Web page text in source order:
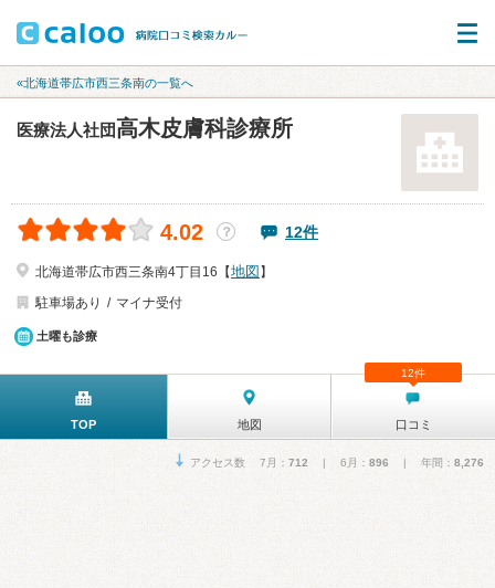
«北海道帯広市西三条南の一覧へ
医療法人社団高木皮膚科診療所
4.02 ？ 12件
北海道帯広市西三条南4丁目16【地図 】
駐車場あり
マイナ受付
土曜も診療
TOP 地図 口コミ
12件
アクセス数 7月： 712 | 6月： 896 | 年間： 8,276